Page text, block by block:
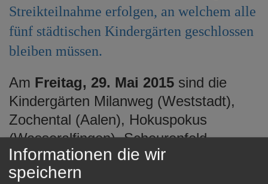
Streikteilnahme erfolgen, an welchem alle
fünf städtischen Kindergärten geschlossen
bleiben müssen.
Am Freitag, 29. Mai 2015 sind die
Kindergärten Milanweg (Weststadt),
Zochental (Aalen), Hokuspokus
(Wasseralfingen), Scheurenfeld
(Dewangen) und der Kindergarten im
Greut (Aalen) geschlossen.
Informationen die wir
speichern